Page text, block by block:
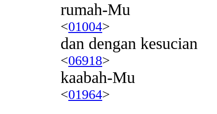
rumah-Mu
<01004>
dan dengan kesucian
<06918>
kaabah-Mu
<01964>